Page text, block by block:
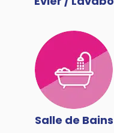
Salle de Bains